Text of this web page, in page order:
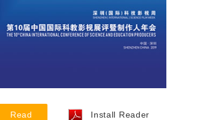
Read Install Reader